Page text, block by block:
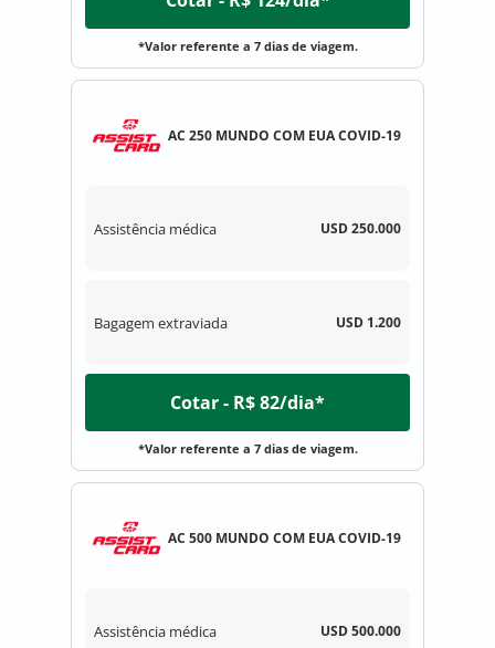
*Valor referente a 7 dias de viagem.
AC 250 MUNDO COM EUA COVID-19
Assistência médica USD 250.000
Bagagem extraviada USD 1.200
Cotar - R$ 82/dia*
*Valor referente a 7 dias de viagem.
AC 500 MUNDO COM EUA COVID-19
Assistência médica USD 500.000